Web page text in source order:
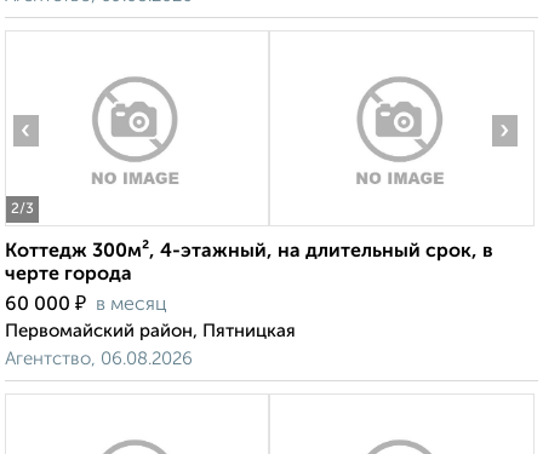
2/3
‹ ›
Коттедж 300м², 4-этажный, на длительный срок, в
черте города
60 000 ₽ в месяц
Первомайский район, Пятницкая
Агентство, 06.08.2026